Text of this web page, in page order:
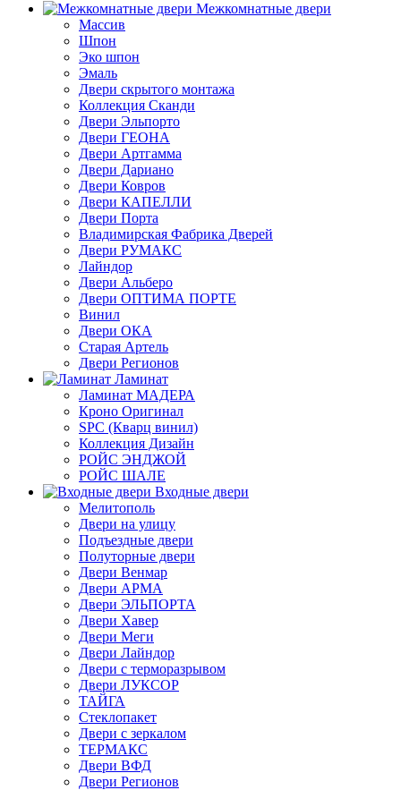
Межкомнатные двери
Массив
Шпон
Эко шпон
Эмаль
Двери скрытого монтажа
Коллекция Сканди
Двери Эльпорто
Двери ГЕОНА
Двери Артгамма
Двери Дариано
Двери Ковров
Двери КАПЕЛЛИ
Двери Порта
Владимирская Фабрика Дверей
Двери РУМАКС
Лайндор
Двери Альберо
Двери ОПТИМА ПОРТЕ
Винил
Двери ОКА
Старая Артель
Двери Регионов
Ламинат
Ламинат МАДЕРА
Кроно Оригинал
SPC (Кварц винил)
Коллекция Дизайн
РОЙС ЭНДЖОЙ
РОЙС ШАЛЕ
Входные двери
Мелитополь
Двери на улицу
Подъездные двери
Полуторные двери
Двери Венмар
Двери АРМА
Двери ЭЛЬПОРТА
Двери Хавер
Двери Меги
Двери Лайндор
Двери с терморазрывом
Двери ЛУКСОР
ТАЙГА
Стеклопакет
Двери с зеркалом
ТЕРМАКС
Двери ВФД
Двери Регионов